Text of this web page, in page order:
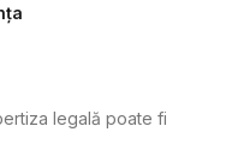
legală poate fi